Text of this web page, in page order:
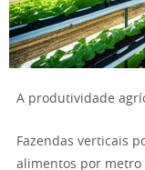
A produtividade
Fazendas verticais
alimentos por metro